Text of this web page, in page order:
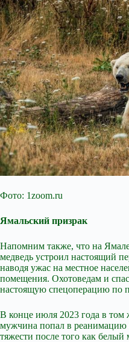
Фото: 1zoom.ru
Ямальский призрак
Напомним также, что на
медведь устроил настоящий
наводя ужас на местное
помещения. Охотоведам и
настоящую спецоперацию по
В конце июля 2023 года в
мужчина попал в реанимацию
тяжести после того как белый